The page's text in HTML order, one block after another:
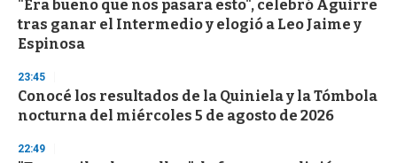
s
o
f
3
s
e
c
o
d
s
"Era bueno que nos pasara esto", celebró Aguirre
tras ganar el Intermedio y elogió a Leo Jaime y
Espinosa
23:45
Conocé los resultados de la Quiniela y la Tómbola
nocturna del miércoles 5 de agosto de 2026
22:49